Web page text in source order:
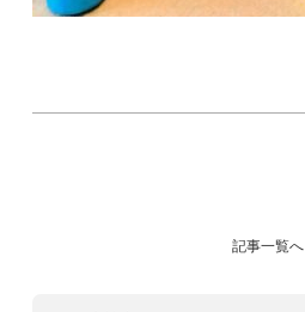
記事一覧へ